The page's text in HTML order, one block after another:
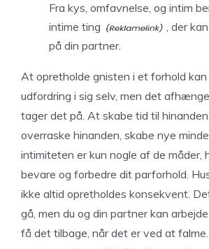
Fra kys, omfavnelse, og intim
intime ting
, der
på din partner.
At opretholde gnisten i et forhold
udfordring i sig selv, men det
tager det på. At skabe tid til
overraske hinanden, skabe nye
intimiteten er kun nogle af de måder,
bevare og forbedre dit parforhold.
ikke altid opretholdes konsekvent.
gå, men du og din partner kan
få det tilbage, når det er ved at